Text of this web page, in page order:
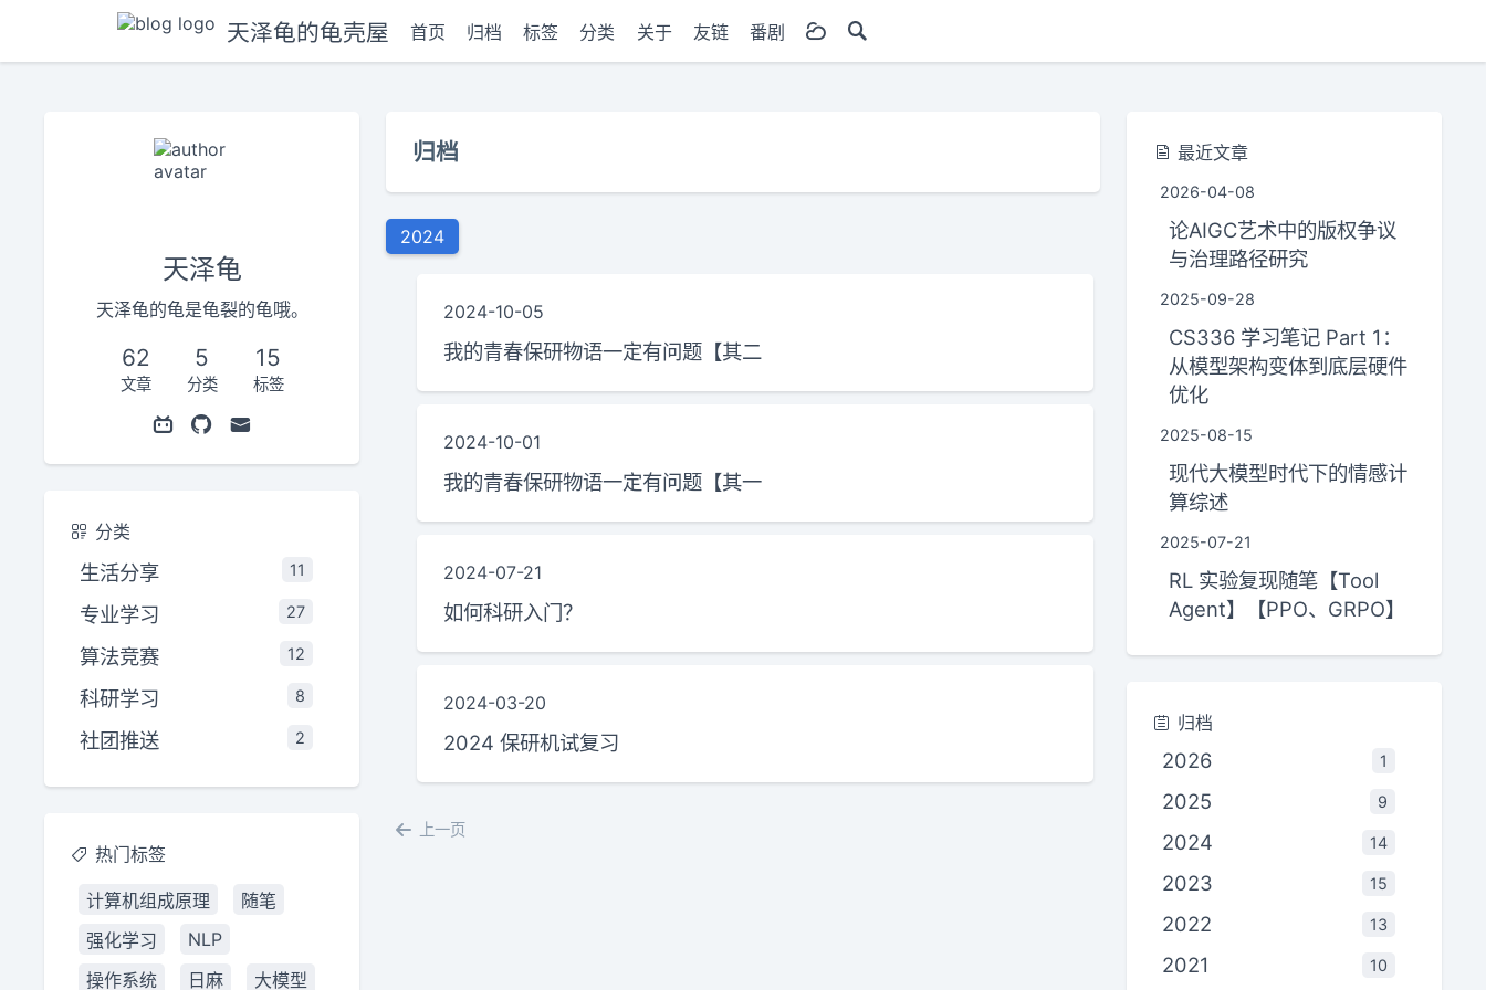
天泽龟的龟壳屋 首页 归档 标签 分类 关于 友链 番剧
归档
2024
2024-10-05
我的青春保研物语一定有问题【其二
2024-10-01
我的青春保研物语一定有问题【其一
2024-07-21
如何科研入门？
2024-03-20
2024 保研机试复习
上一页
天泽龟
天泽龟的龟是龟裂的龟哦。
62
文章
5
分类
15
标签
分类
生活分享 11
专业学习 27
算法竞赛 12
科研学习 8
社团推送 2
热门标签
计算机组成原理
随笔
强化学习
NLP
操作系统
日麻
大模型
最近文章
2026-04-08
论AIGC艺术中的版权争议
与治理路径研究
2025-09-28
CS336 学习笔记 Part 1：
从模型架构变体到底层硬件
优化
2025-08-15
现代大模型时代下的情感计
算综述
2025-07-21
RL 实验复现随笔【Tool
Agent】【PPO、GRPO】
归档
2026 1
2025 9
2024 14
2023 15
2022 13
2021 10